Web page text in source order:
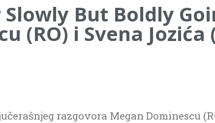
But Boldly
(RO) i Svena Jozića
razgovora Megan Dominescu